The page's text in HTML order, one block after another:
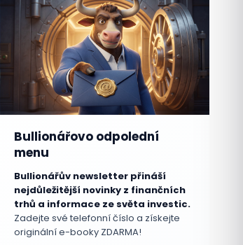
Bullionářovo odpolední
menu
Bullionářův newsletter přináší
nejdůležitější novinky z finančních
trhů a informace ze světa investic.
Zadejte své telefonní číslo a získejte
originální e-booky ZDARMA!